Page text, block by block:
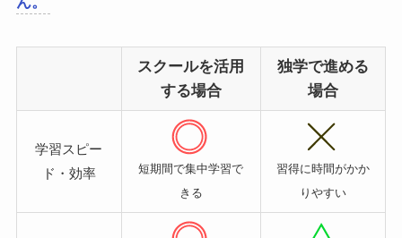
スクールを活用
する場合
独学で進める
場合
学習スピー
ド・効率
短期間で集中学習で
きる
習得に時間がかか
りやすい